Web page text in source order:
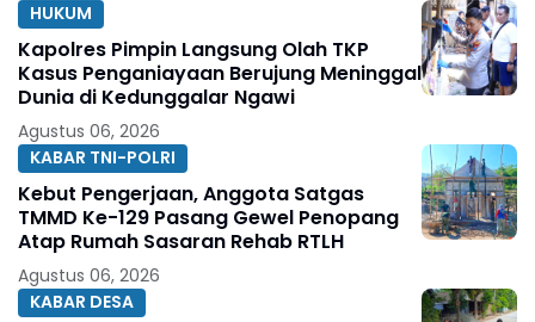
HUKUM
Kapolres Pimpin Langsung Olah TKP
Kasus Penganiayaan Berujung Meninggal
Dunia di Kedunggalar Ngawi
Agustus 06, 2026
KABAR TNI-POLRI
Kebut Pengerjaan, Anggota Satgas
TMMD Ke-129 Pasang Gewel Penopang
Atap Rumah Sasaran Rehab RTLH
Agustus 06, 2026
KABAR DESA